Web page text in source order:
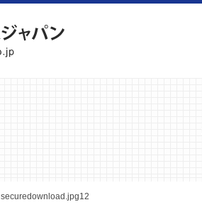
securedownload.jpg12